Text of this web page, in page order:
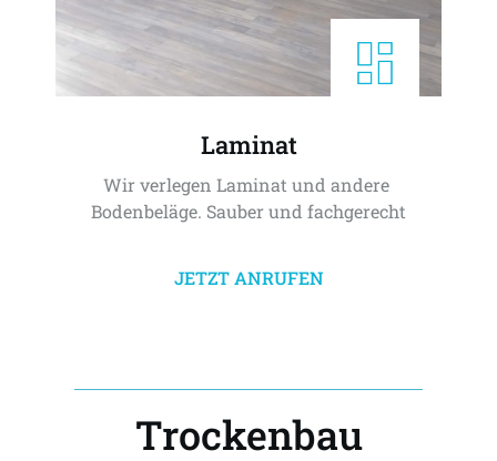
Laminat
Wir verlegen Laminat und andere
Bodenbeläge. Sauber und fachgerecht
JETZT ANRUFEN
Trockenbau